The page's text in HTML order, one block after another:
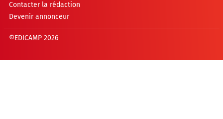
Contacter la rédaction
Devenir annonceur
©EDICAMP 2026